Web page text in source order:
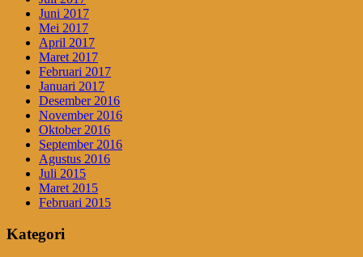
Juni 2017
Mei 2017
April 2017
Maret 2017
Februari 2017
Januari 2017
Desember 2016
November 2016
Oktober 2016
September 2016
Agustus 2016
Juli 2015
Maret 2015
Februari 2015
Kategori